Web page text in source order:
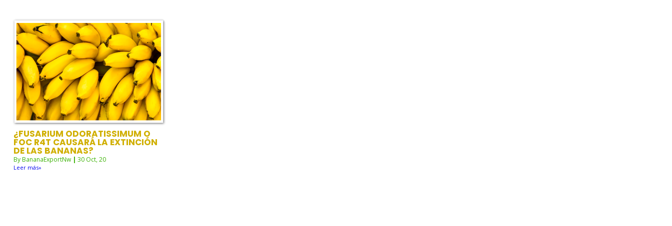
¿FUSARIUM ODORATISSIMUM O
FOC R4T CAUSARÁ LA EXTINCIÓN
DE LAS BANANAS?
ByBananaExportNw | 30 Oct, 20
Leer más»